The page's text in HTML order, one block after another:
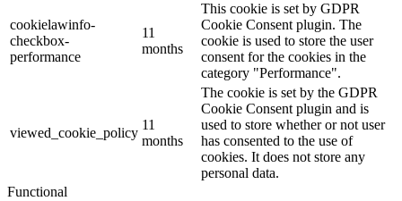
cookielawinfo-
checkbox-
performance
11
months
This cookie is set by GDPR
Cookie Consent plugin. The
cookie is used to store the user
consent for the cookies in the
category "Performance".
viewed_cookie_policy
11
months
The cookie is set by the GDPR
Cookie Consent plugin and is
used to store whether or not user
has consented to the use of
cookies. It does not store any
personal data.
Functional